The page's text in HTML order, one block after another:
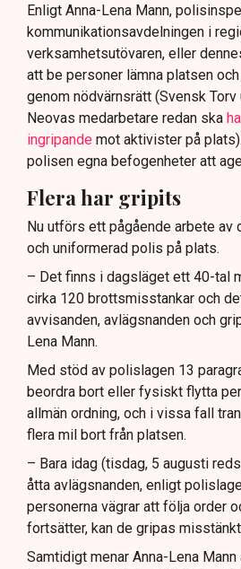
Enligt Anna-Lena Mann,
kommunikationsavdelningen i
verksamhetsutövaren, eller
att be personer lämna platsen
genom nödvärnsrätt (Svensk
Neovas medarbetare redan ska
ingripande mot aktivister på
polisen egna befogenheter att
Flera har gripits
Nu utförs ett pågående arbete av
och uniformerad polis på plats.
– Det finns i dagsläget ett 40-tal
cirka 120 brottsmisstankar och
avvisanden, avlägsnanden och
Lena Mann.
Med stöd av polislagen 13
beordra bort eller fysiskt flytta
allmän ordning, och i vissa fall
flera mil bort från platsen.
– Bara idag (tisdag, 5 augusti
åtta avlägsnanden, enligt
personerna vägrar att följa order
fortsätter, kan de gripas
Samtidigt menar Anna-Lena